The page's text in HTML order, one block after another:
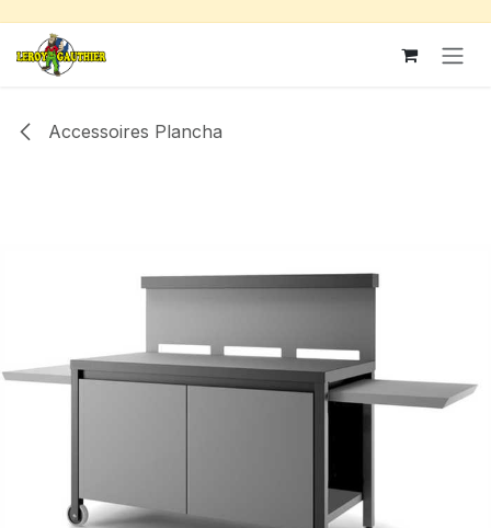
Se rendre au contenu
Accessoires Plancha